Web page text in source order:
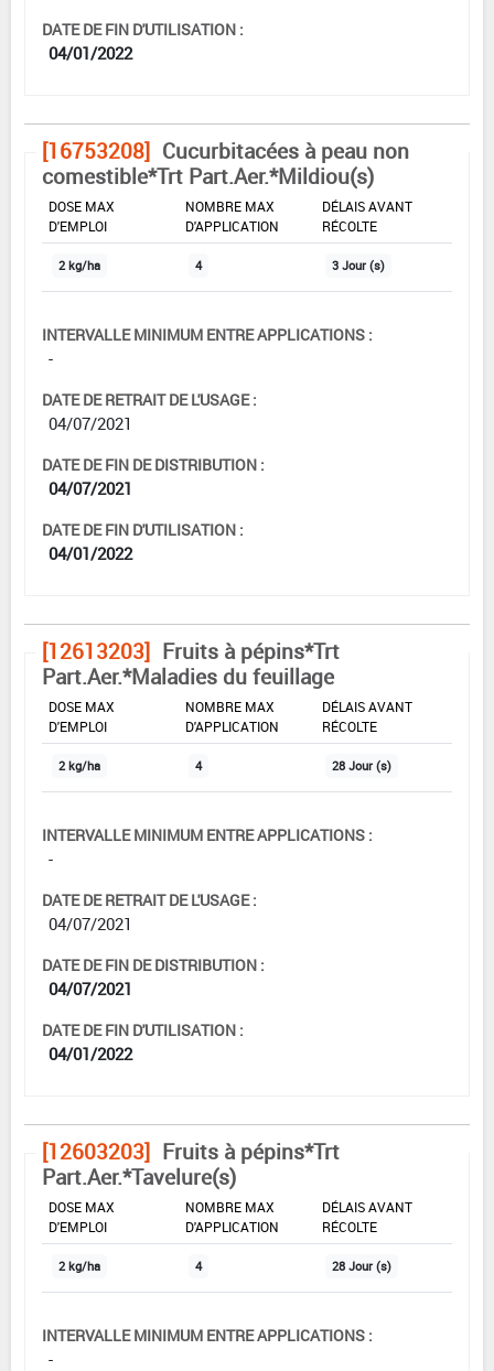
DATE DE FIN D'UTILISATION :
04/01/2022
[16753208] Cucurbitacées à peau non
comestible*Trt Part.Aer.*Mildiou(s)
DOSE MAX
D'EMPLOI
NOMBRE MAX
D'APPLICATION
DÉLAIS AVANT
RÉCOLTE
2 kg/ha 4 3 Jour (s)
INTERVALLE MINIMUM ENTRE APPLICATIONS :
-
DATE DE RETRAIT DE L'USAGE :
04/07/2021
DATE DE FIN DE DISTRIBUTION :
04/07/2021
DATE DE FIN D'UTILISATION :
04/01/2022
[12613203] Fruits à pépins*Trt
Part.Aer.*Maladies du feuillage
DOSE MAX
D'EMPLOI
NOMBRE MAX
D'APPLICATION
DÉLAIS AVANT
RÉCOLTE
2 kg/ha 4 28 Jour (s)
INTERVALLE MINIMUM ENTRE APPLICATIONS :
-
DATE DE RETRAIT DE L'USAGE :
04/07/2021
DATE DE FIN DE DISTRIBUTION :
04/07/2021
DATE DE FIN D'UTILISATION :
04/01/2022
[12603203] Fruits à pépins*Trt
Part.Aer.*Tavelure(s)
DOSE MAX
D'EMPLOI
NOMBRE MAX
D'APPLICATION
DÉLAIS AVANT
RÉCOLTE
2 kg/ha 4 28 Jour (s)
INTERVALLE MINIMUM ENTRE APPLICATIONS :
-